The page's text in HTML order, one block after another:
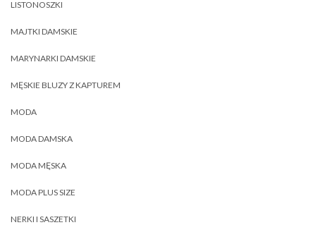
LISTONOSZKI
MAJTKI DAMSKIE
MARYNARKI DAMSKIE
MĘSKIE BLUZY Z KAPTUREM
MODA
MODA DAMSKA
MODA MĘSKA
MODA PLUS SIZE
NERKI I SASZETKI